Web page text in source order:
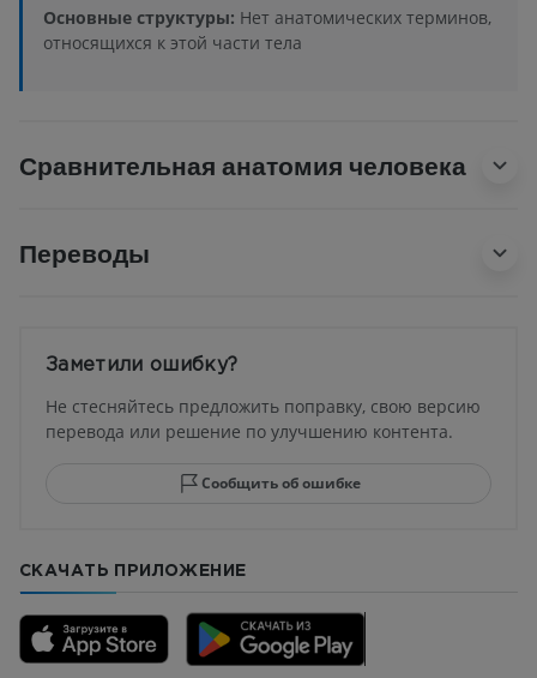
Основные структуры: Нет анатомических терминов,
относящихся к этой части тела
Сравнительная анатомия человека
Переводы
Заметили ошибку?
Не стесняйтесь предложить поправку, свою версию
перевода или решение по улучшению контента.
Сообщить об ошибке
СКАЧАТЬ ПРИЛОЖЕНИЕ